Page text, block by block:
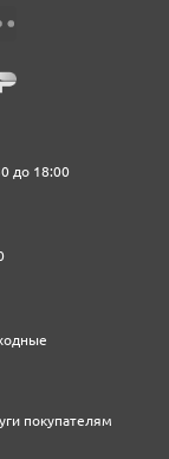
до 18:00
покупателям